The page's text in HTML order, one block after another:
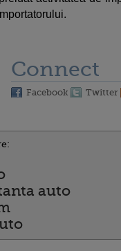
Connect
Facebook Twitter
auto